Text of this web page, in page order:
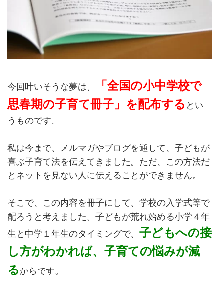
今回叶いそうな夢は、
「全国の小中学校で
思春期の子育て冊子」を配布する とい
うものです。
私は今まで、メルマガやブログを通して、子どもが
喜ぶ子育て法を伝えてきました。ただ、この方法だ
とネットを見ない人に伝えることができません。
そこで、この内容を冊子にして、学校の入学式等で
配ろうと考えました。子どもが荒れ始める小学４年
生と中学１年生のタイミングで、 子どもへの接
し方がわかれば、子育ての悩みが減
る からです。